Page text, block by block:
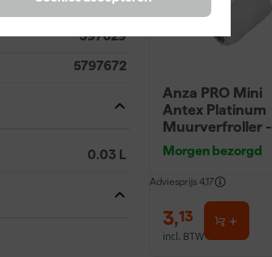
8711115378886
397629
5797672
0.03 L
Anza PRO Mini
Antex Platinum
Muurverfroller -
5cm (2st)
Morgen bezorgd
Adviesprijs 4,17
3,13
incl. BTW